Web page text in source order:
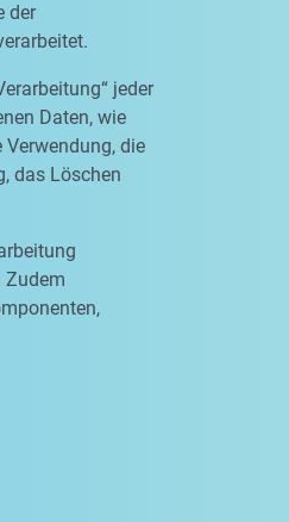
der
jeder
Daten, wie
Verwendung, die
das Löschen
Zudem